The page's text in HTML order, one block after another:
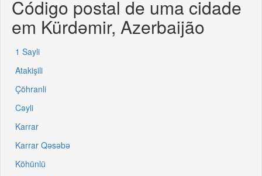
Código postal de uma cidade
em Kürdəmir, Azerbaijão
1 Sayli
Atakişili
Çöhranli
Cəyli
Karrar
Karrar Qəsəbə
Köhünlü